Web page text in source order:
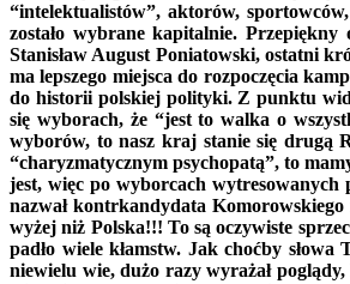
“intelektualistów”, aktorów,
zostało wybrane kapitalnie.
Stanisław August Poniatowski, ostatni
ma lepszego miejsca do rozpoczęcia
do historii polskiej polityki. Z punktu
się wyborach, że “jest to walka o
wyborów, to nasz kraj stanie się drugą
“charyzmatycznym psychopatą”, to
jest, więc po wyborcach wytresowanych
nazwał kontrkandydata
wyżej niż Polska!!! To są oczywiste
padło wiele kłamstw. Jak choćby
niewielu wie, dużo razy wyrażał